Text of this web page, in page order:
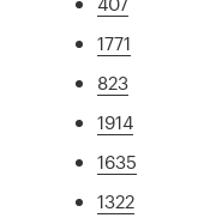
1771
823
1914
1635
1322